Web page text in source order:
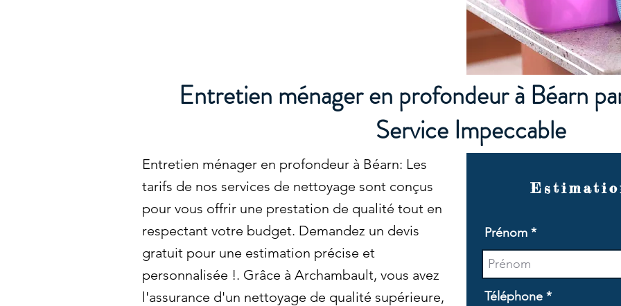
Entretien ménager en profondeur à Béarn
Service Impeccable
Entretien ménager en profondeur à Béarn: Les
tarifs de nos services de nettoyage sont conçus
pour vous offrir une prestation de qualité tout en
respectant votre budget. Demandez un devis
gratuit pour une estimation précise et
personnalisée !. Grâce à Archambault, vous avez
l'assurance d'un nettoyage de qualité supérieure,
Prénom
Téléphone